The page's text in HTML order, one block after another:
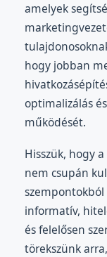
amelyek
hogy jobban
optimalizálás
működését.
Hisszük, hogy
nem csupán
informatív,
és felelősen
törekszünk